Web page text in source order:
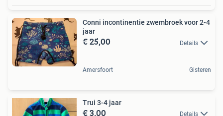
Conni incontinentie zwembroek voor 2-4
jaar
€ 25,00 Details
Amersfoort Gisteren
Trui 3-4 jaar
€ 3,00 Details